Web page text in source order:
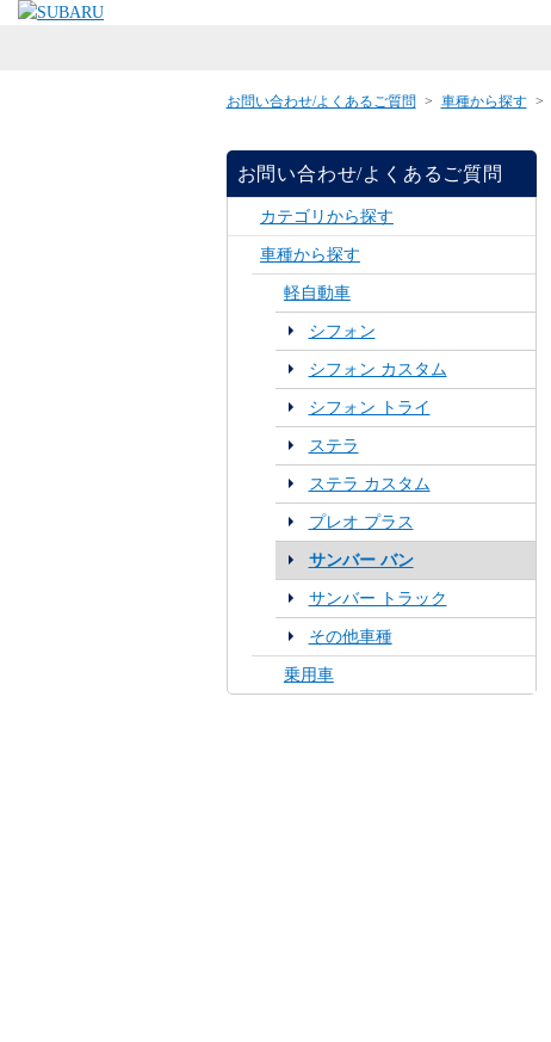
お問い合わせ/よくあるご質問 > 車種から探す >
お問い合わせ/よくあるご質問
カテゴリから探す
車種から探す
軽自動車
シフォン
シフォン カスタム
シフォン トライ
ステラ
ステラ カスタム
プレオ プラス
サンバー バン
サンバー トラック
その他車種
乗用車